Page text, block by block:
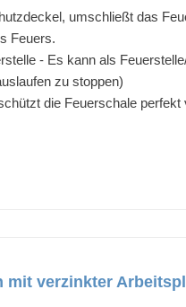
umschließt das
Feuers.
- Es kann als
zu stoppen)
die Feuerschale perfekt
mit verzinkter